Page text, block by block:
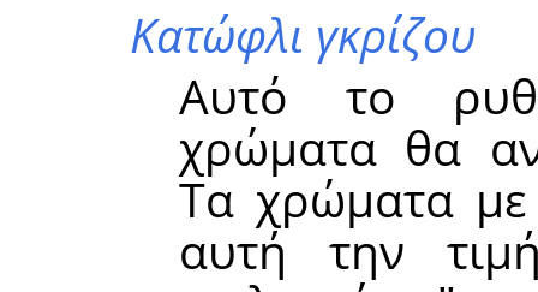
Κατώφλι γκρίζου
Αυτό το
χρώματα θα
Τα χρώματα
αυτή την